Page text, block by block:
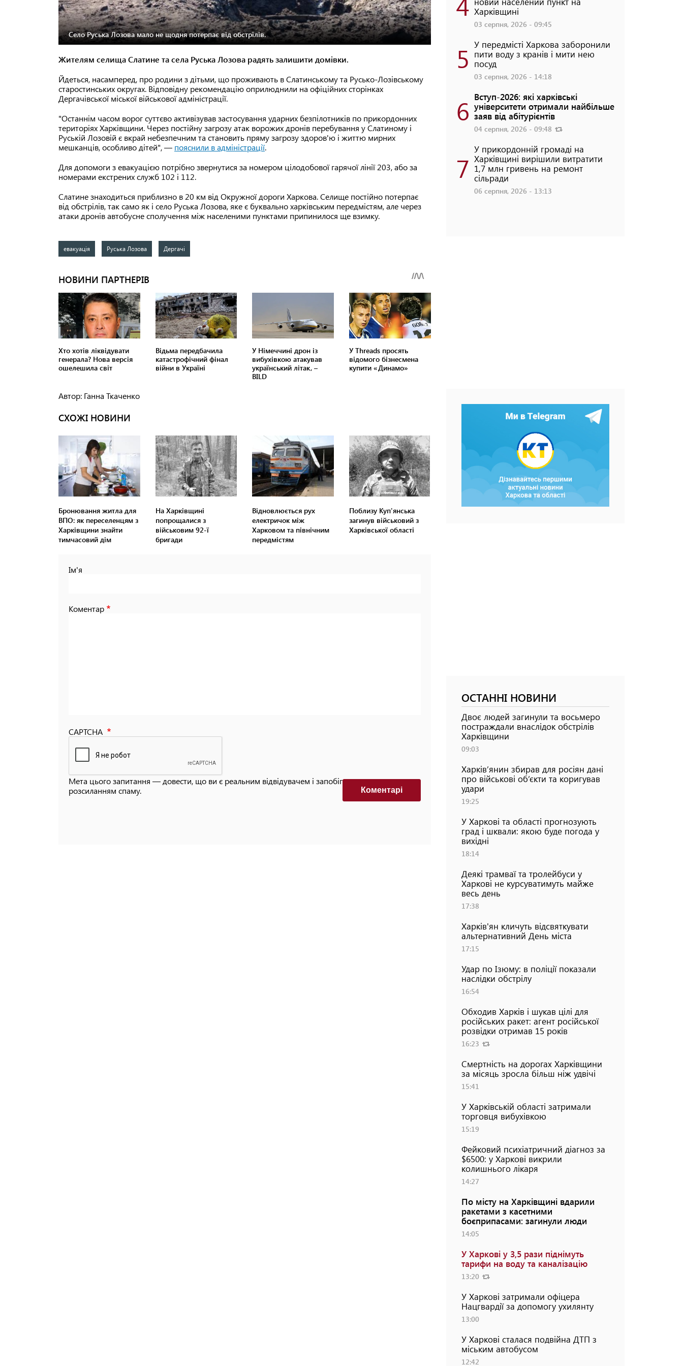
Село Руська Лозова мало не щодня потерпає від обстрілів.
Жителям селища Слатине та села Руська Лозова радять залишити домівки.
Йдеться, насамперед, про родини з дітьми, що проживають в Слатинському та Русько-Лозівському
старостинських округах. Відповідну рекомендацію оприлюднили на офіційних сторінках
Дергачівської міської військової адміністрації.
"Останнім часом ворог суттєво активізував застосування ударних безпілотників по прикордонних
територіях Харківщини. Через постійну загрозу атак ворожих дронів перебування у Слатиному і
Руській Лозовій є вкрай небезпечним та становить пряму загрозу здоров'ю і життю мирних
мешканців, особливо дітей", — пояснили в адміністрації.
Для допомоги з евакуацією потрібно звернутися за номером цілодобової гарячої лінії 203, або за
номерами екстрених служб 102 і 112.
Слатине знаходиться приблизно в 20 км від Окружної дороги Харкова. Селище постійно потерпає
від обстрілів, так само як і село Руська Лозова, яке є буквально харківським передмістям, але через
атаки дронів автобусне сполучення між населеними пунктами припинилося ще взимку.
евакуація Руська Лозова Дергачі
Автор: Ганна Ткаченко
СХОЖІ НОВИНИ
Бронювання житла для
ВПО: як переселенцям з
Харківщини знайти
тимчасовий дім
На Харківщині
попрощалися з
військовим 92-ї
бригади
Відновлюється рух
електричок між
Харковом та північним
передмістям
Поблизу Куп'янська
загинув військовий з
Харківської області
Ім'я
Коментар
CAPTCHA
Мета цього запитання — довести, що ви є реальним відвідувачем і запобігти автоматизованим
розсиланням спаму.
Коментарi
Харківщині
03 серпня, 2026 - 09:45
5 У передмісті Харкова заборонили
пити воду з кранів і мити нею
посуд
03 серпня, 2026 - 14:18
6 Вступ-2026: які харківські
університети отримали найбільше
заяв від абітурієнтів
04 серпня, 2026 - 09:48
7
У прикордонній громаді на
Харківщині вирішили витратити
1,7 млн гривень на ремонт
сільради
06 серпня, 2026 - 13:13
ОСТАННІ НОВИНИ
Двоє людей загинули та восьмеро
постраждали внаслідок обстрілів
Харківщини
09:03
Харків’янин збирав для росіян дані
про військові об’єкти та коригував
удари
19:25
У Харкові та області прогнозують
град і шквали: якою буде погода у
вихідні
18:14
Деякі трамваї та тролейбуси у
Харкові не курсуватимуть майже
весь день
17:38
Харків'ян кличуть відсвяткувати
альтернативний День міста
17:15
Удар по Ізюму: в поліції показали
наслідки обстрілу
16:54
Обходив Харків і шукав цілі для
російських ракет: агент російської
розвідки отримав 15 років
16:23
Смертність на дорогах Харківщини
за місяць зросла більш ніж удвічі
15:41
У Харківській області затримали
торговця вибухівкою
15:19
Фейковий психіатричний діагноз за
$6500: у Харкові викрили
колишнього лікаря
14:27
По місту на Харківщині вдарили
ракетами з касетними
боєприпасами: загинули люди
14:05
У Харкові у 3,5 рази піднімуть
тарифи на воду та каналізацію
13:20
У Харкові затримали офіцера
Нацгвардії за допомогу ухилянту
13:00
У Харкові сталася подвійна ДТП з
міським автобусом
12:42